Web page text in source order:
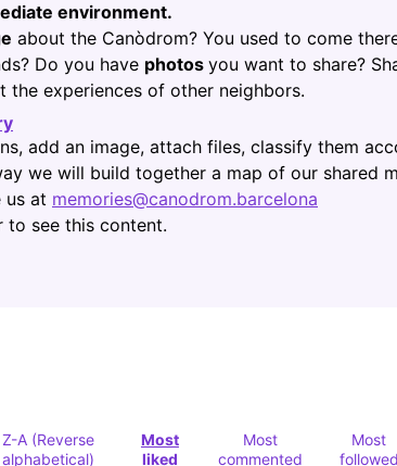
environment.
about the Canòdrom? You used to come
Do you have photos you want to share?
the experiences of other neighbors.
(Opens in new tab)
add an image, attach files, classify them
we will build together a map of our shared
us at memories@canodrom.barcelona
to see this content.
Z-A (Reverse
alphabetical)
Most
liked
Most
commented
Most
followed